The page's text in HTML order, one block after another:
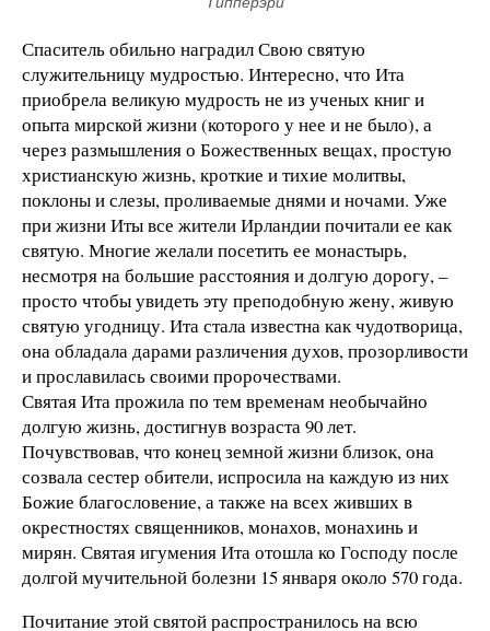
Спаситель обильно наградил Свою святую
служительницу мудростью. Интересно, что Ита
приобрела великую мудрость не из ученых книг и
опыта мирской жизни (которого у нее и не было), а
через размышления о Божественных вещах, простую
христианскую жизнь, кроткие и тихие молитвы,
поклоны и слезы, проливаемые днями и ночами. Уже
при жизни Иты все жители Ирландии почитали ее как
святую. Многие желали посетить ее монастырь,
несмотря на большие расстояния и долгую дорогу, –
просто чтобы увидеть эту преподобную жену, живую
святую угодницу. Ита стала известна как чудотворица,
она обладала дарами различения духов, прозорливости
и прославилась своими пророчествами.
Святая Ита прожила по тем временам необычайно
долгую жизнь, достигнув возраста 90 лет.
Почувствовав, что конец земной жизни близок, она
созвала сестер обители, испросила на каждую из них
Божие благословение, а также на всех живших в
окрестностях священников, монахов, монахинь и
мирян. Святая игумения Ита отошла ко Господу после
долгой мучительной болезни 15 января около 570 года.
Почитание этой святой распространилось на всю